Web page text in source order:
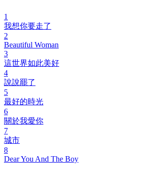
1
我想你要走了
2
Beautiful Woman
3
這世界如此美好
4
說說罷了
5
最好的時光
6
關於我愛你
7
城市
8
Dear You And The Boy